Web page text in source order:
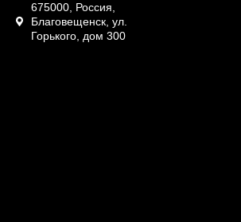
675000, Россия,
Благовещенск, ул.
Горького, дом 300